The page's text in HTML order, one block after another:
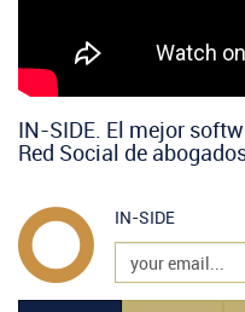
IN-SIDE. El mejor
Red Social de
IN-SIDE